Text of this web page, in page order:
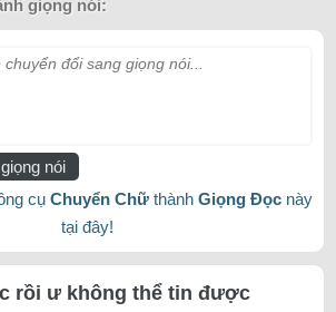
giọng nói:
đổi sang giọng nói...
nói
cụ Chuyển Chữthành Giọng Đọcnày
tại đây!
rồi ư không thể tin được